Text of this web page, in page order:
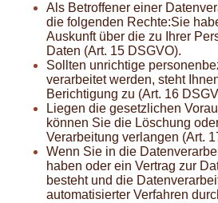
Als Betroffener einer
die folgenden Rechte:Sie
Auskunft über die zu Ihrer
Daten (Art. 15 DSGVO).
Sollten unrichtige
verarbeitet werden, steht
Berichtigung zu (Art. 16
Liegen die gesetzlichen
können Sie die Löschung
Verarbeitung verlangen (Art.
Wenn Sie in die
haben oder ein Vertrag zur
besteht und die
automatisierter Verfahren